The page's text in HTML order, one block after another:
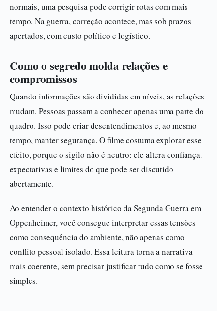
normais, uma pesquisa pode corrigir rotas com mais
tempo. Na guerra, correção acontece, mas sob prazos
apertados, com custo político e logístico.
Como o segredo molda relações e
compromissos
Quando informações são divididas em níveis, as relações
mudam. Pessoas passam a conhecer apenas uma parte do
quadro. Isso pode criar desentendimentos e, ao mesmo
tempo, manter segurança. O filme costuma explorar esse
efeito, porque o sigilo não é neutro: ele altera confiança,
expectativas e limites do que pode ser discutido
abertamente.
Ao entender o contexto histórico da Segunda Guerra em
Oppenheimer, você consegue interpretar essas tensões
como consequência do ambiente, não apenas como
conflito pessoal isolado. Essa leitura torna a narrativa
mais coerente, sem precisar justificar tudo como se fosse
simples.